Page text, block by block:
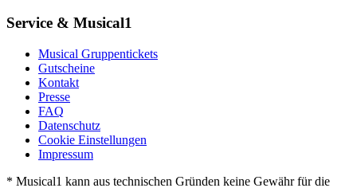
Service & Musical1
Musical Gruppentickets
Gutscheine
Kontakt
Presse
FAQ
Datenschutz
Cookie Einstellungen
Impressum
* Musical1 kann aus technischen Gründen keine Gewähr für die